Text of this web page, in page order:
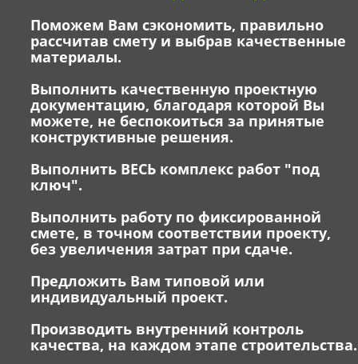
Поможем Вам сэкономить, правильно
рассчитав смету и выбрав качественные
материалы.
Выполнить качественную проектную
документацию, благодаря которой Вы
можете, не беспокоиться за принятые
конструктивные решения.
Выполнить ВЕСЬ комплекс работ "под
ключ".
Выполнить работу по фиксированной
смете, в точном соответствии проекту,
без увеличения затрат при сдаче.
Предложить Вам типовой или
индивидуальный проект.
Производить внутренний контроль
качества, на каждом этапе строительства.